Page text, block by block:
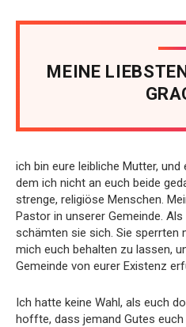
MEINE
ich bin eure leibliche Mutter, und
dem ich nicht an euch beide
strenge, religiöse Menschen.
Pastor in unserer Gemeinde.
schämten sie sich. Sie sperrten
mich euch behalten zu lassen,
Gemeinde von eurer Existenz
Ich hatte keine Wahl, als euch
hoffte, dass jemand Gutes